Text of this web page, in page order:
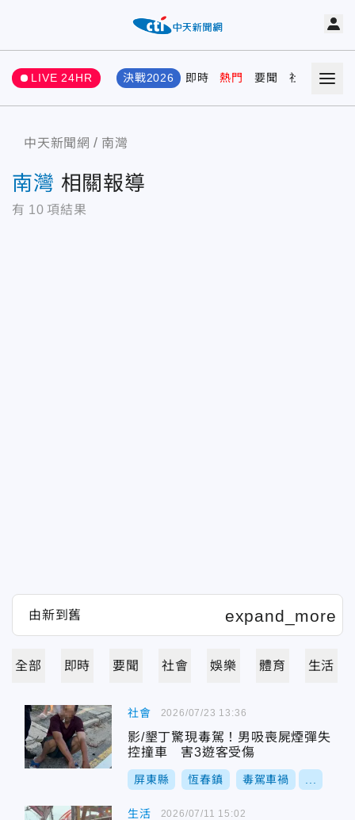
LIVE 24HR 決戰2026 即時 熱門 要聞 社會 娛樂
中天新聞網 南灣
南灣 相關報導
有 10 項結果
全部 即時 要聞 社會 娛樂 體育 生活
社會
影/墾丁驚現毒駕！男吸喪屍煙彈失
控撞車 害3遊客受傷
屏東縣 恆春鎮 毒駕車禍
2026/07/23 13:36
生活 2026/07/11 15:02